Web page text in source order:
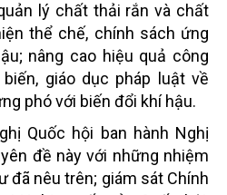
lý chất thải rắn và chất
thể chế, chính sách ứng
nâng cao hiệu quả công
giáo dục pháp luật về
phó với biến đổi khí hậu.
Quốc hội ban hành Nghị
đề này với những nhiệm
đã nêu trên; giám sát Chính